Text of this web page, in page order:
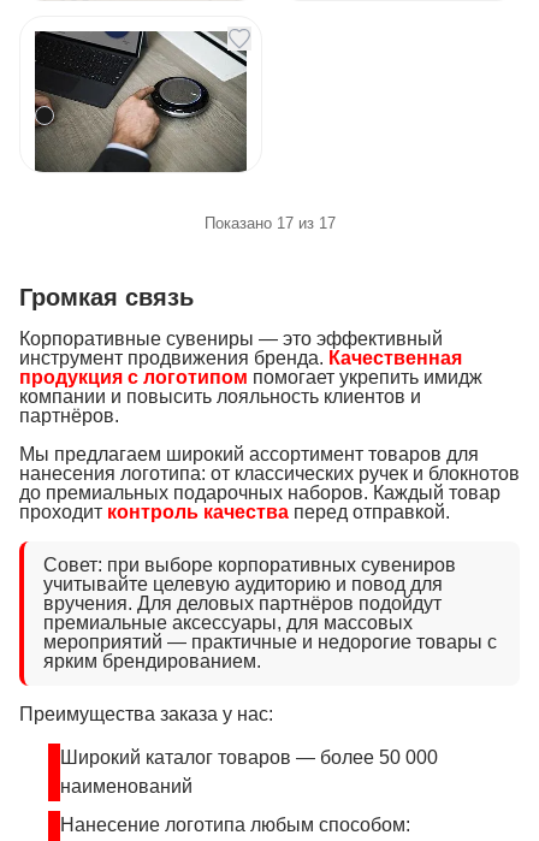
Спикерфон Yealink
черный CP900 UC
34040
Под заказ По запросу
Показано 17из 17
Громкая связь
Корпоративные сувениры — это эффективный
инструмент продвижения бренда. Качественная
продукция с логотипом помогает укрепить имидж
компании и повысить лояльность клиентов и
партнёров.
Мы предлагаем широкий ассортимент товаров для
нанесения логотипа: от классических ручек и блокнотов
до премиальных подарочных наборов. Каждый товар
проходит контроль качества перед отправкой.
Совет: при выборе корпоративных сувениров
учитывайте целевую аудиторию и повод для
вручения. Для деловых партнёров подойдут
премиальные аксессуары, для массовых
мероприятий — практичные и недорогие товары с
ярким брендированием.
Преимущества заказа у нас:
Широкий каталог товаров — более 50 000
наименований
Нанесение логотипа любым способом: